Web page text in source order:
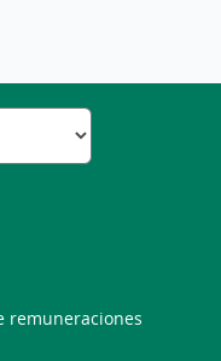
remuneraciones